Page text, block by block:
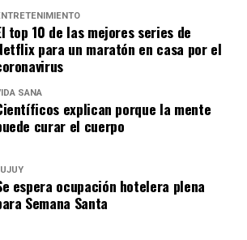
top 10 de las mejores series de
para un maratón en casa por el
SANA
explican porque la mente
curar el cuerpo
espera ocupación hotelera plena
Semana Santa